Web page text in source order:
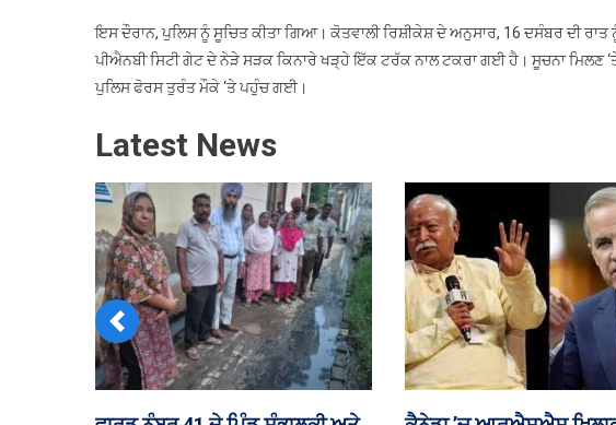
4
ਦੋਸਤਾਂ
ਇਸ ਦੌਰਾਨ, ਪੁਲਿਸ ਨੂੰ ਸੂਚਿਤ ਕੀਤਾ ਗਿਆ। ਕੋਤਵਾਲੀ ਰਿਸ਼ੀਕੇਸ਼ ਦੇ ਅਨੁਸਾਰ, 16 ਦਸੰਬਰ ਦੀ ਰਾਤ
ਪੀਐਨਬੀ ਸਿਟੀ ਗੇਟ ਦੇ ਨੇੜੇ ਸੜਕ ਕਿਨਾਰੇ ਖੜ੍ਹੇ ਇੱਕ ਟਰੱਕ ਨਾਲ ਟਕਰਾ ਗਈ ਹੈ। ਸੂਚਨਾ ਮਿਲਣ
ਪੁਲਿਸ ਫੋਰਸ ਤੁਰੰਤ ਮੌਕੇ ‘ਤੇ ਪਹੁੰਚ ਗਈ।
Latest News
Previous